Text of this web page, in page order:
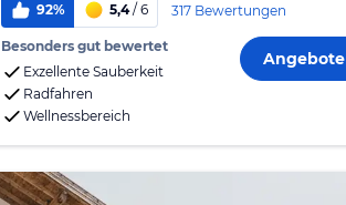
92% 5,4/ 6 317 Bewertungen
Besonders gut bewertet
Exzellente Sauberkeit
Radfahren
Wellnessbereich
Angebote